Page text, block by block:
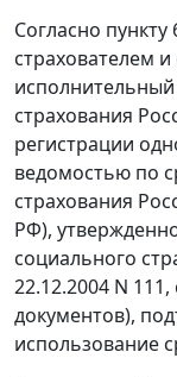
Согласно пункту
страхователем
страхования
регистрации
ведомостью по
страхования
РФ),
социального
22.12.2004 N
документов),
использование